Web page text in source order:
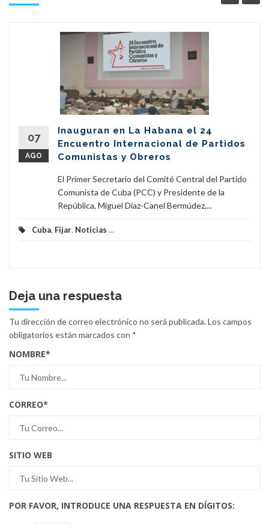
07
AGO
Inauguran en La Habana el 24
Encuentro Internacional de Partidos
Comunistas y Obreros
El Primer Secretario del Comité Central del Partido
Comunista de Cuba (PCC) y Presidente de la
República, Miguel Díaz-Canel Bermúdez,...
Cuba, Fijar, Noticias ...
Deja una respuesta
Tu dirección de correo electrónico no será publicada.Los campos
obligatorios están marcados con *
NOMBRE*
CORREO*
SITIO WEB
POR FAVOR, INTRODUCE UNA RESPUESTA EN DÍGITOS: